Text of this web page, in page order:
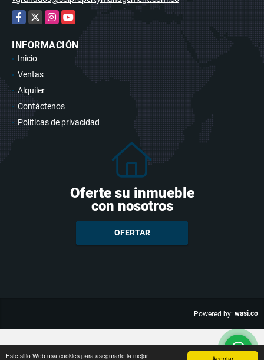
Este sitio Web usa cookies para asegurarte la mejor
Facebook
X Instagram
YouTube
INFORMACIÓN
Inicio
Ventas
Alquiler
Contáctenos
Políticas de privacidad
Oferte su inmueble
con nosotros
OFERTAR
Powered by: wasi.co